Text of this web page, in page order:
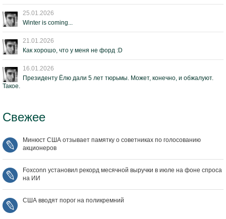
25.01.2026
Winter is coming...
21.01.2026
Как хорошо, что у меня не форд :D
16.01.2026
Президенту Ёлю дали 5 лет тюрьмы. Может, конечно, и обжалуют.
Такое.
Свежее
Минюст США отзывает памятку о советниках по голосованию
акционеров
Foxconn установил рекорд месячной выручки в июле на фоне спроса
на ИИ
США вводят порог на поликремний